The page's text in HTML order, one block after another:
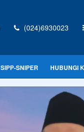
(024)6930023
SIPP-SNIPER HUBUNGI